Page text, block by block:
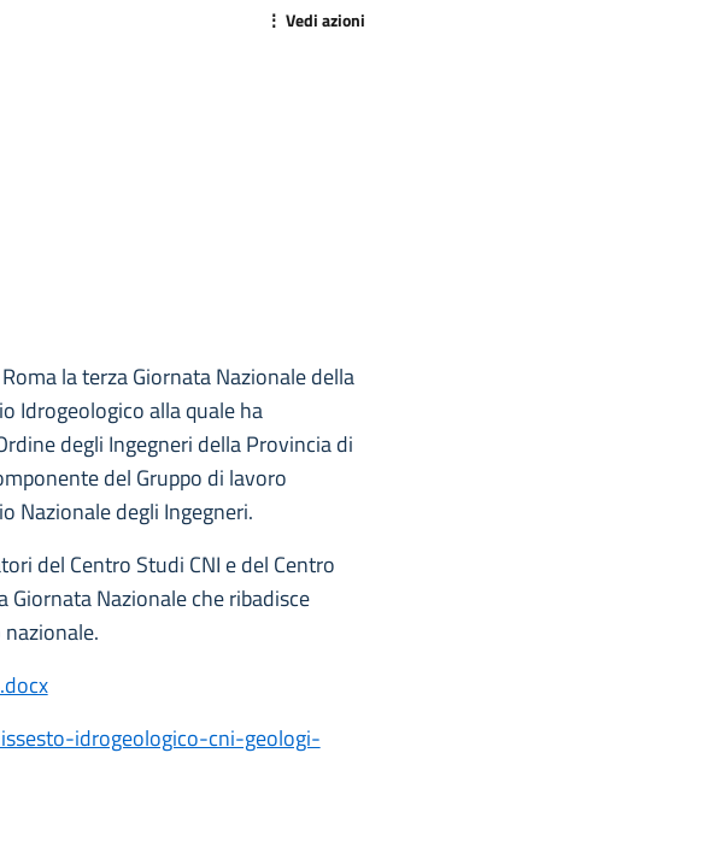
⋮ Vedi azioni
la terza Giornata Nazionale della
Idrogeologico alla quale ha
degli Ingegneri della Provincia di
del Gruppo di lavoro
Nazionale degli Ingegneri.
del Centro Studi CNI e del Centro
Nazionale che ribadisce
idrogeologico-cni-geologi-